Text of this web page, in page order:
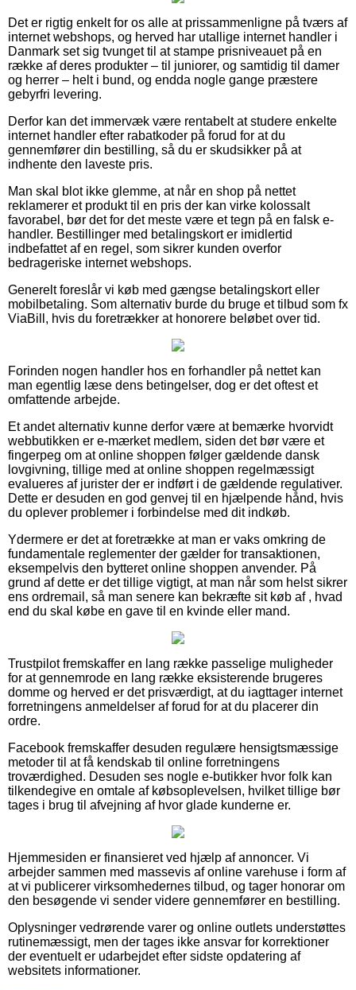
Det er rigtig enkelt for os alle at prissammenligne på tværs af
internet webshops, og herved har utallige internet handler i
Danmark set sig tvunget til at stampe prisniveauet på en
række af deres produkter – til juniorer, og samtidig til damer
og herrer – helt i bund, og endda nogle gange præstere
gebyrfri levering.
Derfor kan det immervæk være rentabelt at studere enkelte
internet handler efter rabatkoder på forud for at du
gennemfører din bestilling, så du er skudsikker på at
indhente den laveste pris.
Man skal blot ikke glemme, at når en shop på nettet
reklamerer et produkt til en pris der kan virke kolossalt
favorabel, bør det for det meste være et tegn på en falsk e-
handler. Bestillinger med betalingskort er imidlertid
indbefattet af en regel, som sikrer kunden overfor
bedrageriske internet webshops.
Generelt foreslår vi køb med gængse betalingskort eller
mobilbetaling. Som alternativ burde du bruge et tilbud som fx
ViaBill, hvis du foretrækker at honorere beløbet over tid.
Forinden nogen handler hos en forhandler på nettet kan
man egentlig læse dens betingelser, dog er det oftest et
omfattende arbejde.
Et andet alternativ kunne derfor være at bemærke hvorvidt
webbutikken er e-mærket medlem, siden det bør være et
fingerpeg om at online shoppen følger gældende dansk
lovgivning, tillige med at online shoppen regelmæssigt
evalueres af jurister der er indført i de gældende regulativer.
Dette er desuden en god genvej til en hjælpende hånd, hvis
du oplever problemer i forbindelse med dit indkøb.
Ydermere er det at foretrække at man er vaks omkring de
fundamentale reglementer der gælder for transaktionen,
eksempelvis den bytteret online shoppen anvender. På
grund af dette er det tillige vigtigt, at man når som helst sikrer
ens ordremail, så man senere kan bekræfte sit køb af , hvad
end du skal købe en gave til en kvinde eller mand.
Trustpilot fremskaffer en lang række passelige muligheder
for at gennemrode en lang række eksisterende brugeres
domme og herved er det prisværdigt, at du iagttager internet
forretningens anmeldelser af forud for at du placerer din
ordre.
Facebook fremskaffer desuden regulære hensigtsmæssige
metoder til at få kendskab til online forretningens
troværdighed. Desuden ses nogle e-butikker hvor folk kan
tilkendegive en omtale af købsoplevelsen, hvilket tillige bør
tages i brug til afvejning af hvor glade kunderne er.
Hjemmesiden er finansieret ved hjælp af annoncer. Vi
arbejder sammen med massevis af online varehuse i form af
at vi publicerer virksomhedernes tilbud, og tager honorar om
den besøgende vi sender videre gennemfører en bestilling.
Oplysninger vedrørende varer og online outlets understøttes
rutinemæssigt, men der tages ikke ansvar for korrektioner
der eventuelt er udarbejdet efter sidste opdatering af
websitets informationer.